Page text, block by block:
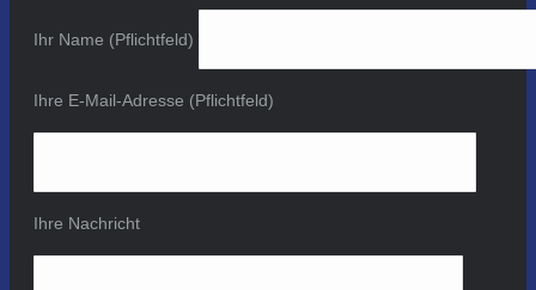
Ihr Name (Pflichtfeld)
Ihre E-Mail-Adresse (Pflichtfeld)
Ihre Nachricht